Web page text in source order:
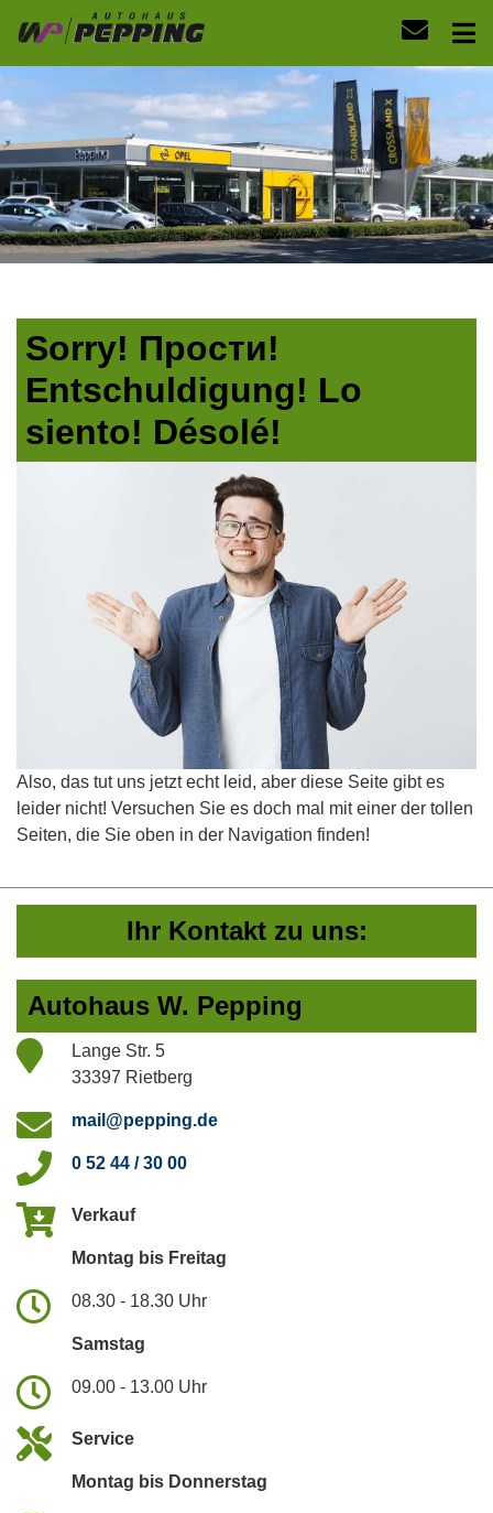
Sorry! Прости!
Entschuldigung! Lo
siento! Désolé!
Also, das tut uns jetzt echt leid, aber diese Seite gibt es
leider nicht! Versuchen Sie es doch mal mit einer der tollen
Seiten, die Sie oben in der Navigation finden!
Ihr Kontakt zu uns:
Autohaus W. Pepping
Lange Str. 5
33397 Rietberg
mail@pepping.de
0 52 44 / 30 00
Verkauf
Montag bis Freitag
08.30 - 18.30 Uhr
Samstag
09.00 - 13.00 Uhr
Service
Montag bis Donnerstag